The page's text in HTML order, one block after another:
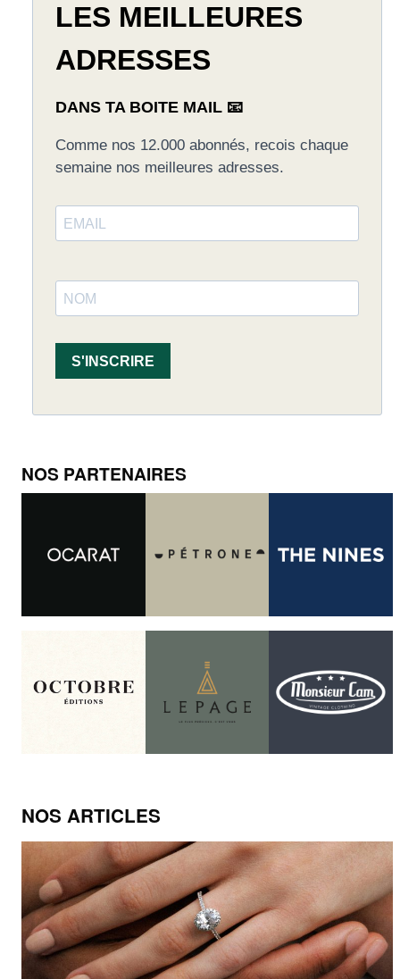
LES MEILLEURES
ADRESSES
DANS TA BOITE MAIL 📧
Comme nos 12.000 abonnés, recois chaque
semaine nos meilleures adresses.
S'INSCRIRE
NOS PARTENAIRES
NOS ARTICLES